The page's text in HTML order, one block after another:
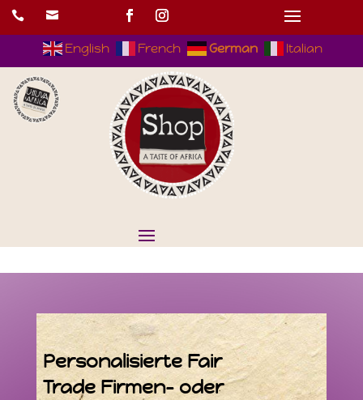
 
English French German Italian
PersonalisierteFair
Trade Firmen- oder